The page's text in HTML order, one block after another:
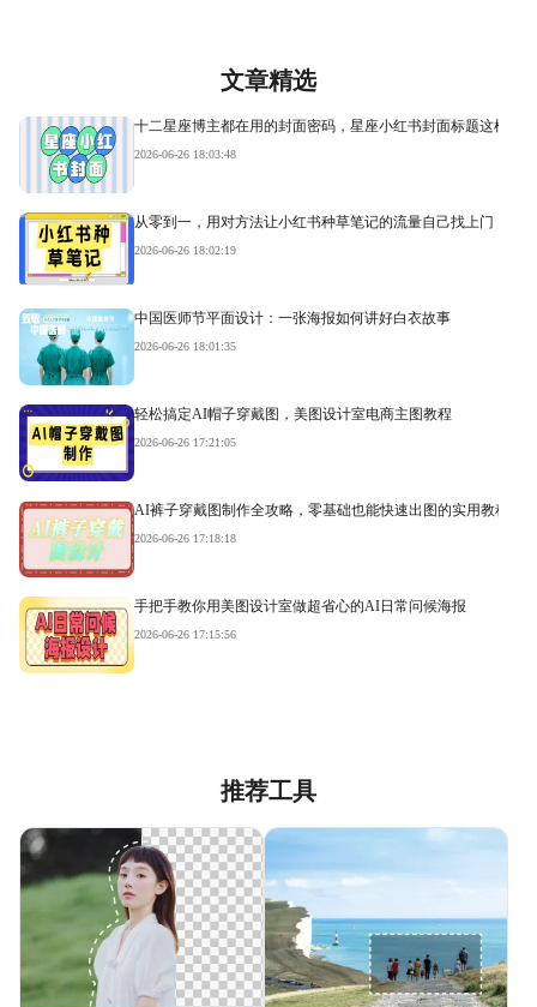
文章精选
十二星座博主都在用的封面密码，星座小红书封面标题这样写
2026-06-26 18:03:48
从零到一，用对方法让小红书种草笔记的流量自己找上门
2026-06-26 18:02:19
中国医师节平面设计：一张海报如何讲好白衣故事
2026-06-26 18:01:35
轻松搞定AI帽子穿戴图，美图设计室电商主图教程
2026-06-26 17:21:05
AI裤子穿戴图制作全攻略，零基础也能快速出图的实用教程
2026-06-26 17:18:18
手把手教你用美图设计室做超省心的AI日常问候海报
2026-06-26 17:15:56
推荐工具